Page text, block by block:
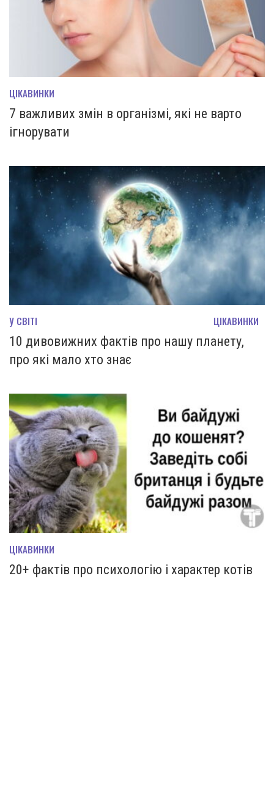
ЦІКАВИНКИ
7 важливих змін в організмі, які не варто
ігнорувати
У СВІТІ ЦІКАВИНКИ
10 дивовижних фактів про нашу планету,
про які мало хто знає
ЦІКАВИНКИ
20+ фактів про психологію і характер котів